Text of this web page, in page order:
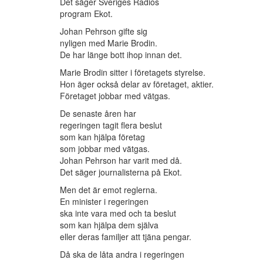
program Ekot.
Johan Pehrson gifte sig
nyligen med Marie Brodin.
De har länge bott ihop innan det.
Marie Brodin sitter i företagets styrelse.
Hon äger också delar av företaget, aktier.
Företaget jobbar med vätgas.
De senaste åren har
regeringen tagit flera beslut
som kan hjälpa företag
som jobbar med vätgas.
Johan Pehrson har varit med då.
Det säger journalisterna på Ekot.
Men det är emot reglerna.
En minister i regeringen
ska inte vara med och ta beslut
som kan hjälpa dem själva
eller deras familjer att tjäna pengar.
Då ska de låta andra i regeringen